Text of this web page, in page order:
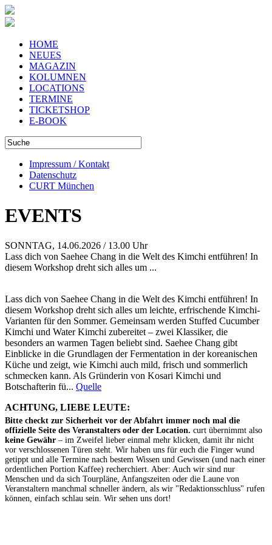
HOME
NEUES
MAGAZIN
KOLUMNEN
LOCATIONS
TERMINE
TICKETSHOP
E-BOOK
Impressum / Kontakt
Datenschutz
CURT München
EVENTS
SONNTAG, 14.06.2026 / 13.00 Uhr
Lass dich von Saehee Chang in die Welt des Kimchi entführen! In
diesem Workshop dreht sich alles um ...
Lass dich von Saehee Chang in die Welt des Kimchi entführen! In
diesem Workshop dreht sich alles um leichte, erfrischende Kimchi-
Varianten für den Sommer. Gemeinsam werden Stuffed Cucumber
Kimchi und Water Kimchi zubereitet – zwei Klassiker, die
besonders an warmen Tagen beliebt sind. Saehee Chang gibt
Einblicke in die Grundlagen der Fermentation in der koreanischen
Küche und zeigt, wie Kimchi auch mild, frisch und sommerlich
schmecken kann. Als Gründerin von Kosari Kimchi und
Botschafterin fü... Quelle
ACHTUNG, LIEBE LEUTE:
Bitte checkt zur Sicherheit vor der Abfahrt immer noch mal die
offizielle Seite des Veranstalters oder der Location. curt übernimmt also
keine Gewähr – im Zweifel lieber einmal mehr klicken, damit ihr nicht
vor verschlossenen Türen steht. Wir haben uns für euch die Finger wund
getippt und alle Termine nach bestem Wissen und Gewissen (und nach einer
ordentlichen Portion Kaffee) recherchiert. Aber: Auch wir sind nur
Menschen und da sich Tourpläne, Anfangszeiten oder die Laune von
Veranstaltern manchmal schneller ändern, als wir "Redaktionsschluss" rufen
können, einfach schlau sein. Wir sehen uns dort!